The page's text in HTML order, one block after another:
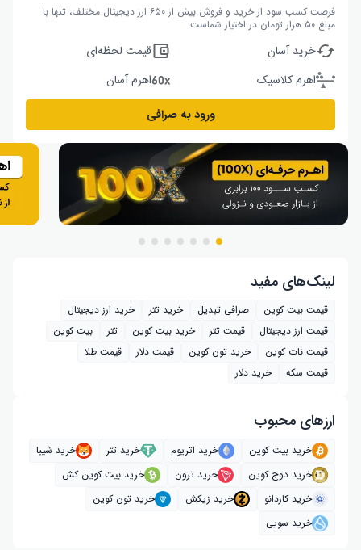
فرصت کسب سود از خرید و فروش بیش از ۶۵۰ ارز دیجیتال مختلف، تنها با
مبلغ ۵۰ هزار تومان در اختیار شماست.
خرید آسان
قیمت لحظه‌ای
اهرم کلاسیک
اهرم آسان
ورود به صرافی
لینک‌های مفید
قیمت بیت کوین صرافی تبدیل خرید تتر
خرید ارز دیجیتال
قیمت ارز دیجیتال
قیمت تتر خرید بیت‌ کوین تتر
بیت کوین
قیمت نات کوین
خرید تون کوین قیمت دلار
قیمت طلا
قیمت سکه
خرید دلار
ارز‌های محبوب
خرید بیت کوین خرید اتریوم خرید تتر
خرید شیبا
خرید دوج کوین
خرید ترون
خرید بیت کوین کش
خرید کاردانو
خرید زیکش
خرید تون کوین
خرید سویی